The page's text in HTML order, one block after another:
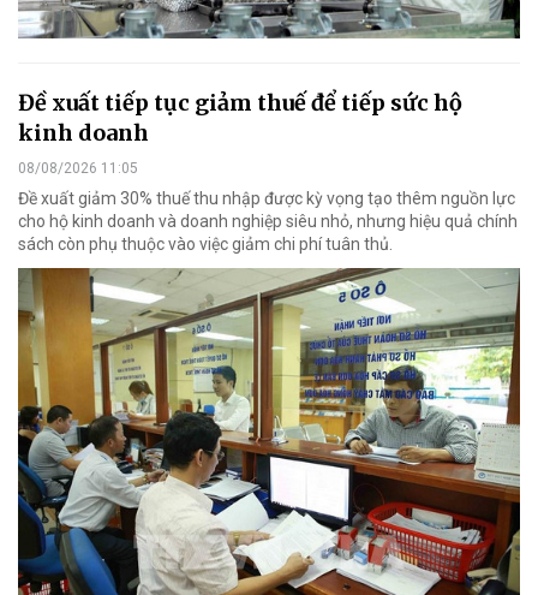
Đề xuất tiếp tục giảm thuế để tiếp sức hộ
kinh doanh
08/08/2026 11:05
Đề xuất giảm 30% thuế thu nhập được kỳ vọng tạo thêm nguồn lực
cho hộ kinh doanh và doanh nghiệp siêu nhỏ, nhưng hiệu quả chính
sách còn phụ thuộc vào việc giảm chi phí tuân thủ.